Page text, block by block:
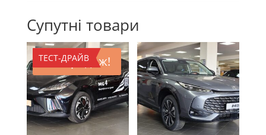
Супутні товари
ТЕСТ-ДРАЙВ
Розпродаж!